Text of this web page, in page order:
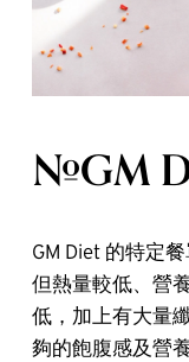
#GM
GM Diet 的特定
但熱量較低、營
低，加上有大量
夠的飽腹感及營